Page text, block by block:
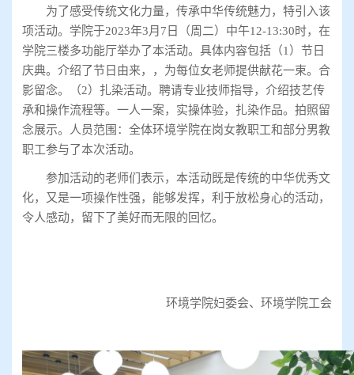
为了感受传统文化力量，传承中华传统魅力，特引入该
项活动。学院于2023年3月7日（周二）中午12-13:30时，在
学院三楼多功能厅举办了本活动。具体内容包括（1）节日
庆典。介绍了节日由来，，为每位女老师提供献花一束。合
影留念。（2）扎染活动。聘请专业技师指导，介绍技艺传
承和操作流程等。一人一案，实操体验，扎染作品。拍照留
念展示。人员范围：全体环境学院在岗女教职工和部分男教
职工参与了本次活动。
参加活动的老师们表示，本活动既是传统的中华优秀文
化，又是一项操作性强，能够发挥，利于放松身心的活动，
令人感动，留下了美好而无限的回忆。
环境学院妇委会、环境学院工会